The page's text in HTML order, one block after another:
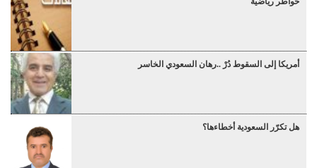
أمريكا إلى السقوط دُرْ ..رهان السعودي الخاسر
هل تكرّر السعودية أخطاءها؟